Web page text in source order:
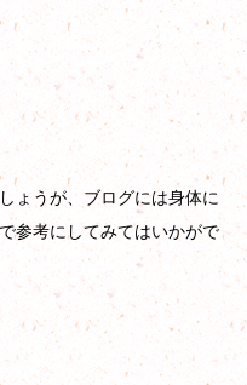
ょうが、ブログには身体に
参考にしてみてはいかがで